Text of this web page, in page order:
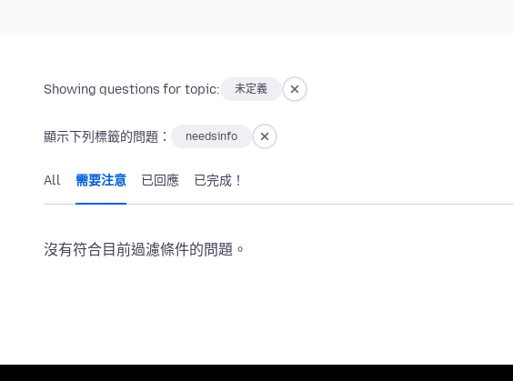
Showing questions for topic: 未定義
顯示下列標籤的問題： needsinfo
All 需要注意 已回應 已完成！
沒有符合目前過濾條件的問題。